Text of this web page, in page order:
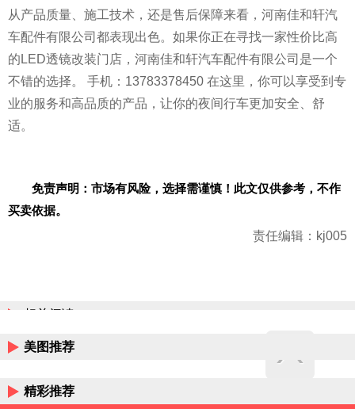
从产品质量、施工技术，还是售后保障来看，河南佳和轩汽
车配件有限公司都表现出色。如果你正在寻找一家性价比高
的LED透镜改装门店，河南佳和轩汽车配件有限公司是一个
不错的选择。 手机：13783378450 在这里，你可以享受到专
业的服务和高品质的产品，让你的夜间行车更加安全、舒
适。
免责声明：市场有风险，选择需谨慎！此文仅供参考，不作
买卖依据。
责任编辑：kj005
相关阅读
美图推荐
精彩推荐